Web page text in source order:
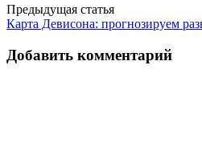
Post
navigation
Предыдущая статья
Карта Девисона: прогнозируем
Добавить комментарий